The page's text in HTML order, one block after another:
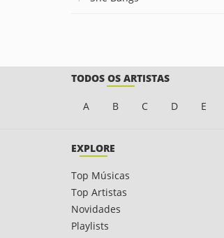
TODOS OS ARTISTAS
A B C D E
EXPLORE
Top Músicas
Top Artistas
Novidades
Playlists